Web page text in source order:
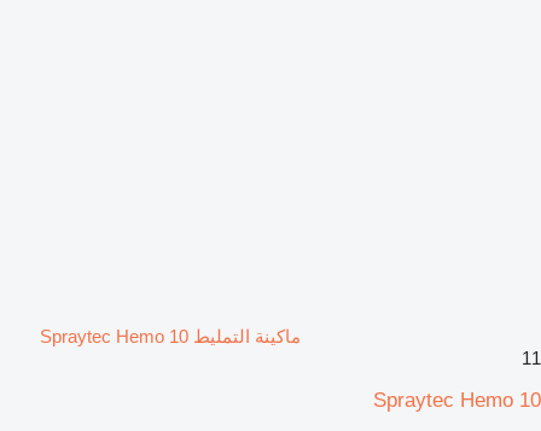
ماكينة التمليط Spraytec Hemo 10
11
Spraytec Hemo 10